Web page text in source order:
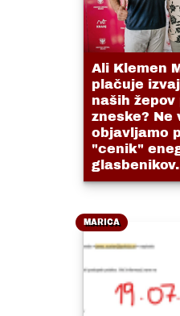
Ali Klemen
plačuje
naših
zneske? Ne
objavljamo
"cenik"
MARICA